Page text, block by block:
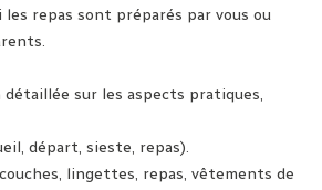
les repas sont préparés par vous ou
sur les aspects pratiques,
départ, sieste, repas).
lingettes, repas, vêtements de